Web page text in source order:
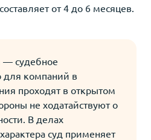
от 4 до 6 месяцев.
— судебное
для компаний в
проходят в открытом
не ходатайствуют о
В делах
суд применяет